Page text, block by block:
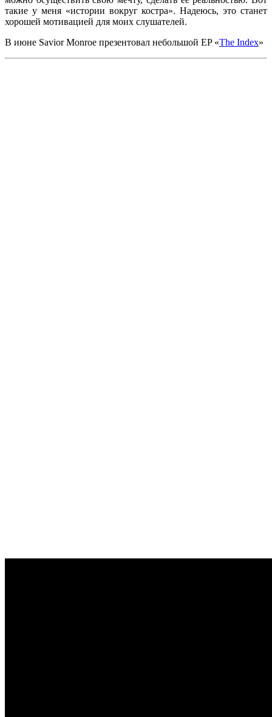
такие у меня «истории вокруг костра». Надеюсь, это станет
хорошей мотивацией для моих слушателей.
В июне Savior Monroe презентовал небольшой EP «The Index»